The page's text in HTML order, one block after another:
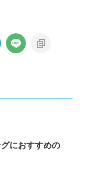
におすすめの